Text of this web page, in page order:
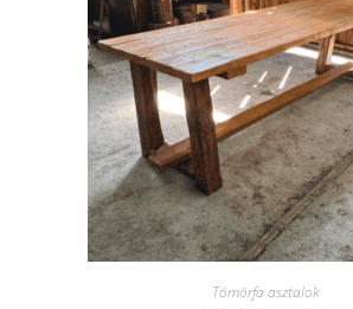
Tömörfa asztalok